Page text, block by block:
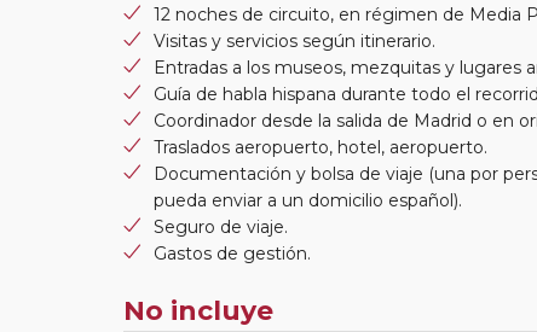
12 noches de circuito, en régimen de Media
Visitas y servicios según itinerario.
Entradas a los museos, mezquitas y lugares
Guía de habla hispana durante todo el
Coordinador desde la salida de Madrid o en
Traslados aeropuerto, hotel, aeropuerto.
Documentación y bolsa de viaje (una por
pueda enviar a un domicilio español).
Seguro de viaje.
Gastos de gestión.
No incluye